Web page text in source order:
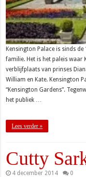
Kensington Palace is sinds
familie. Het is het paleis
verblijfplaats van prinses
William en Kate. Kensington
“Kensington Gardens”.
het publiek …
Lees verder »
Cutty
4 december 2014 0